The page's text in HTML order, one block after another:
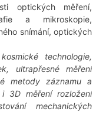
optických měření,
a mikroskopie,
snímání, optických
technologie,
ultrapřesné měření
metody záznamu a
3D měření rozložení
mechanických